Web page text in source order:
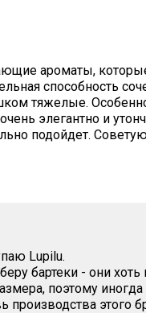
ароматы,
способность
тяжелые.
элегантно и
подойдет.
Lupilu.
бартеки - они хоть
поэтому иногда
этого